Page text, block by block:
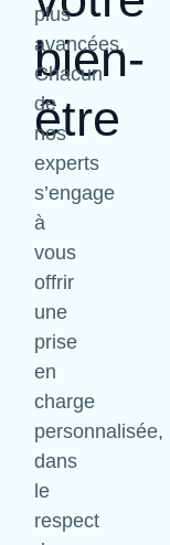
bien-
être
plus
avancées.
Chacun
de
nos
experts
s’engage
à
vous
offrir
une
prise
en
charge
personnalisée,
dans
le
respect